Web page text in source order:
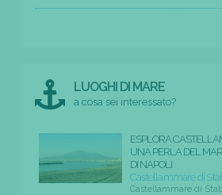
LUOGHI DI MARE
a cosa sei interessato?
ESPLORA
UNA PERLA DEL
DI NAPOLI
Castellammare di
Castellammare di